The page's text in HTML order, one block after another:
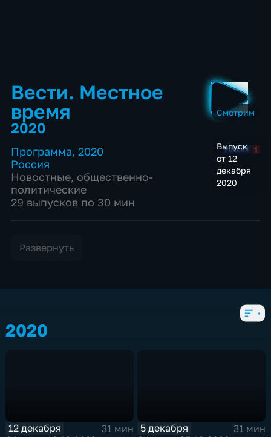
Вести. Местное
время
2020
Смотрим
Выпуск
от 12
декабря
2020
Программа,2020
Россия
Новостные, общественно-
политические
29 выпусков по 30 мин
Развернуть
2020
12 декабря
31 мин
5 декабря
31 мин